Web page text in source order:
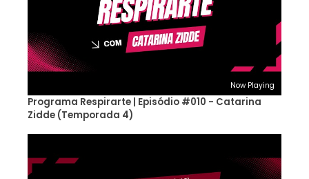
Now Playing
Programa Respirarte | Episódio #010 - Catarina
Zidde (Temporada 4)